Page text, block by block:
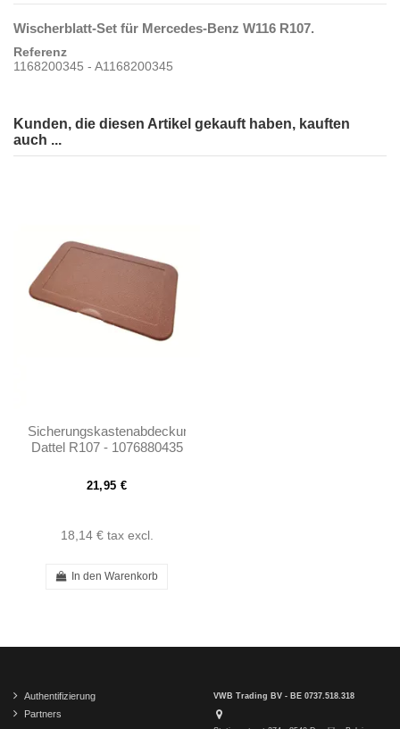
Wischerblatt-Set für Mercedes-Benz W116 R107.
Referenz
1168200345 - A1168200345
Kunden, die diesen Artikel gekauft haben, kauften
auch ...
Sicherungskastenabdeckung
Dattel R107 - 1076880435
21,95 €
18,14 € tax excl.
In den Warenkorb
Authentifizierung
Partners
VWB Trading BV - BE 0737.518.318